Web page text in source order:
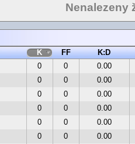
Nenalezeny
K FF K:D
0 0 0.00
0 0 0.00
0 0 0.00
0 0 0.00
0 0 0.00
0 0 0.00